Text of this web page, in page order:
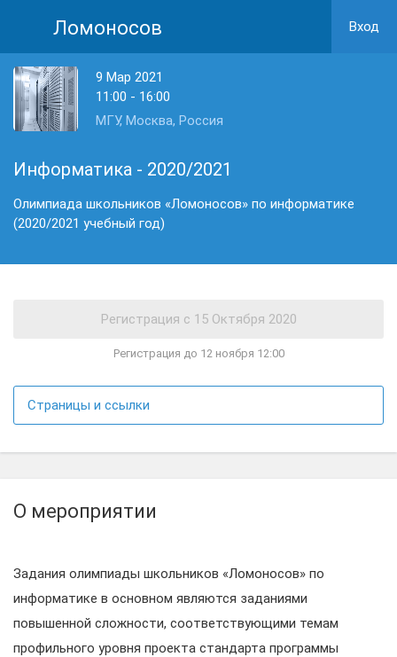
Ломоносов Вход
9 Мар 2021
11:00 - 16:00
МГУ, Москва, Россия
Информатика - 2020/2021
Олимпиада школьников «Ломоносов» по информатике
(2020/2021 учебный год)
Регистрация до 12 ноября 12:00
Страницы и ссылки
О мероприятии
Задания олимпиады школьников «Ломоносов» по
информатике в основном являются заданиями
повышенной сложности, соответствующими темам
профильного уровня проекта стандарта программы